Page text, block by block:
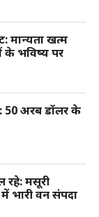
मान्यता खत्म
के भविष्य पर
50 अरब डॉलर के
मसूरी
भारी वन संपदा